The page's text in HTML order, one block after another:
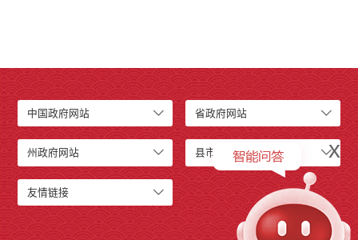
中国政府网站 省政府网站
州政府网站 县市政府网站
友情链接
x